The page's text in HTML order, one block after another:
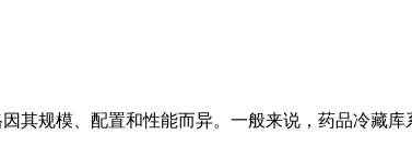
其规模、配置和性能而异。一般来说，药品冷藏